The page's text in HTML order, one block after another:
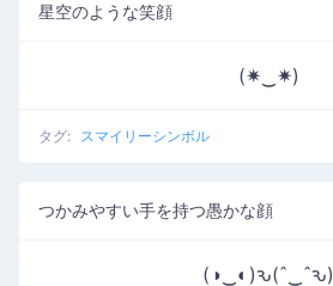
星空のような笑顔
(✷‿✷)
タグ: スマイリーシンボル
つかみやすい手を持つ愚かな顔
(◑‿◐)ԅ(ˆ‿ˆԅ)